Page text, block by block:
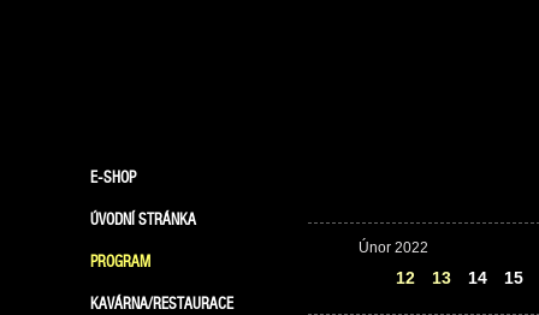
E-SHOP
ÚVODNÍ STRÁNKA
PROGRAM
KAVÁRNA/RESTAURACE
Únor 2022
12 13 14 15